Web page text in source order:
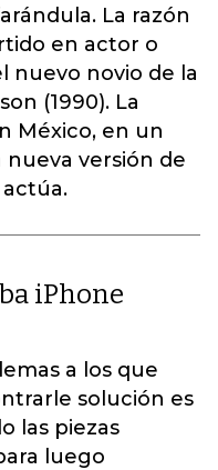
La razón
en actor o
nuevo novio de la
(1990). La
México, en un
nueva versión de
iPhone
a los que
solución es
las piezas
luego